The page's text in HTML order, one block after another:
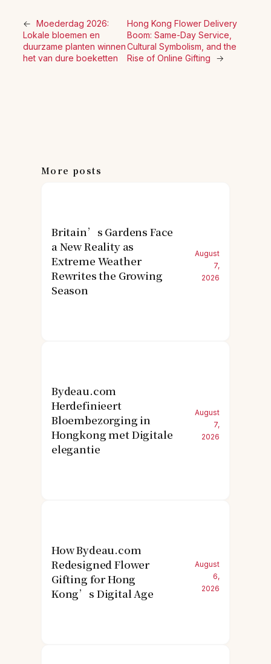
← Moederdag 2026:
Lokale bloemen en
duurzame planten winnen
het van dure boeketten
Hong Kong Flower Delivery
Boom: Same-Day Service,
Cultural Symbolism, and the
Rise of Online Gifting
→
More posts
Britain’s Gardens Face
a New Reality as
Extreme Weather
Rewrites the Growing
Season
August
7,
2026
Bydeau.com
Herdefinieert
Bloembezorging in
Hongkong met Digitale
elegantie
August
7,
2026
How Bydeau.com
Redesigned Flower
Gifting for Hong
Kong’s Digital Age
August
6,
2026